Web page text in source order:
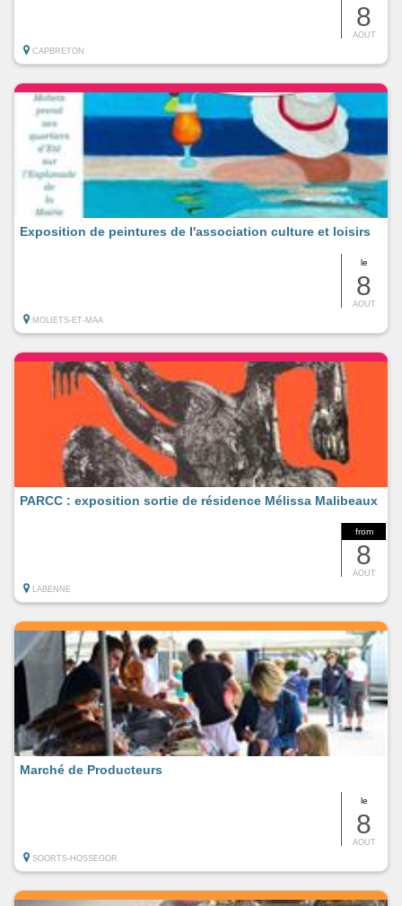
8
AOUT
CAPBRETON
le
8
AOUT
Exposition de peintures de l'association culture et loisirs
MOLIETS-ET-MAA
from
8
AOUT
PARCC : exposition sortie de résidence Mélissa Malibeaux
LABENNE
le
8
AOUT
Marché de Producteurs
SOORTS-HOSSEGOR